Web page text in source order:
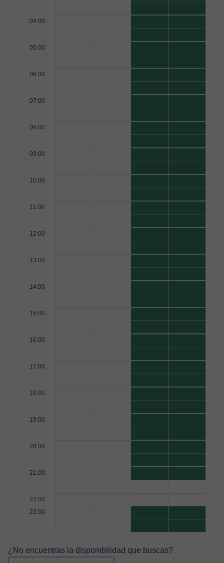
04:00
05:00
06:00
07:00
08:00
09:00
10:00
11:00
12:00
13:00
14:00
15:00
16:00
17:00
18:00
19:00
20:00
21:00
22:00
23:00
¿No encuentras la disponibilidad que buscas?